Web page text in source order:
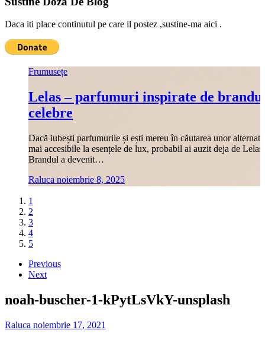
Daca iti place continutul pe care il postez ,sustine-ma aici .
Frumusețe
Lelas – parfumuri inspirate de
celebre
Dacă iubești parfumurile și ești mereu în căutarea unor
mai accesibile la esențele de lux, probabil ai auzit deja de Lelas.
Brandul a devenit…
Raluca noiembrie 8, 2025
1
2
3
4
5
Previous
Next
noah-buscher-1-kPytLsVkY-unsplash
Raluca noiembrie 17, 2021